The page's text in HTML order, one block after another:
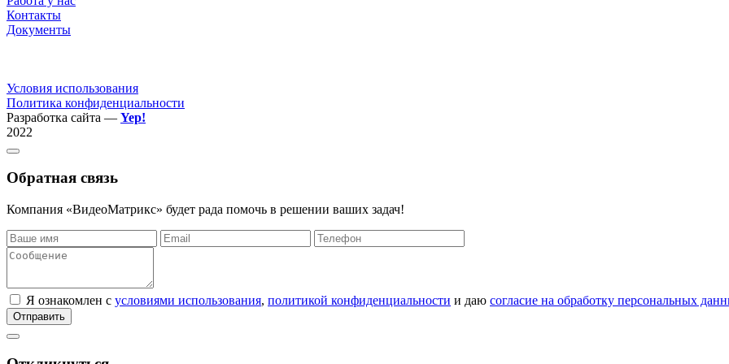
Контакты
Документы
Условия использования
Политика конфиденциальности
Разработка сайта — Yep!
2022
Обратная связь
Компания «ВидеоМатрикс» будет рада помочь в решении ваших задач!
Я ознакомлен с условиями использования, политикой конфиденциальности и даю согласие на обработку персональных
Отправить